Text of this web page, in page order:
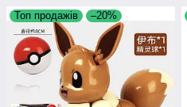
Топ продажів –20%